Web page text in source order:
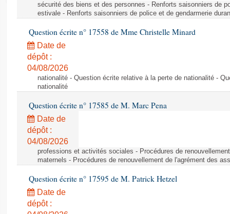
Baromètre de l’application des lois
Dossiers législatifs
Budget et sécurité sociale
Questions écrites et orales
Comptes rendus des débats
sécurité des biens et des personnes - Renforts saisonniers de
estivale - Renforts saisonniers de police et de gendarmerie
Question écrite n° 17558 de Mme Christelle Minard
Date de
dépôt :
04/08/2026
nationalité - Question écrite relative à la perte de nationalité -
nationalité
Question écrite n° 17585 de M. Marc Pena
Date de
dépôt :
04/08/2026
professions et activités sociales - Procédures de
maternels - Procédures de renouvellement de l'agrément des
Question écrite n° 17595 de M. Patrick Hetzel
Date de
dépôt :